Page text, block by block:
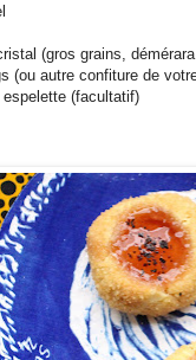
(gros grains,
(ou autre confiture de
(facultatif)